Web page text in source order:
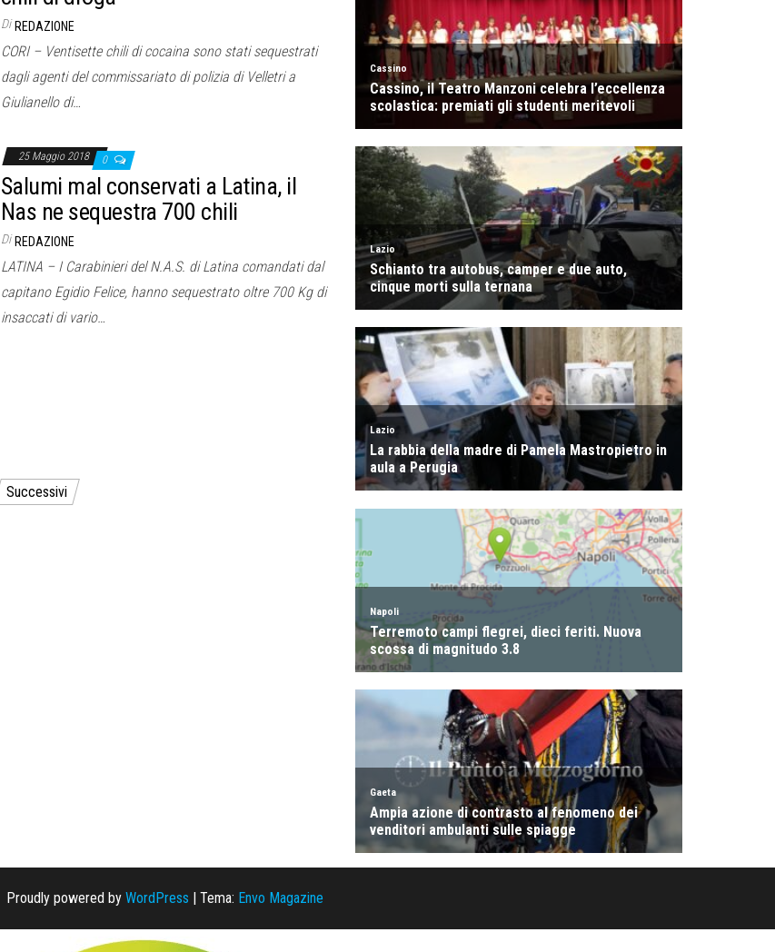
Di REDAZIONE
CORI – Ventisette chili di cocaina sono stati sequestrati
dagli agenti del commissariato di polizia di Velletri a
Giulianello di…
25 Maggio 2018 0
Salumi mal conservati a Latina, il
Nas ne sequestra 700 chili
Di REDAZIONE
LATINA – I Carabinieri del N.A.S. di Latina comandati dal
capitano Egidio Felice, hanno sequestrato oltre 700 Kg di
insaccati di vario…
Successivi
Proudly powered by WordPress | Tema: Envo Magazine